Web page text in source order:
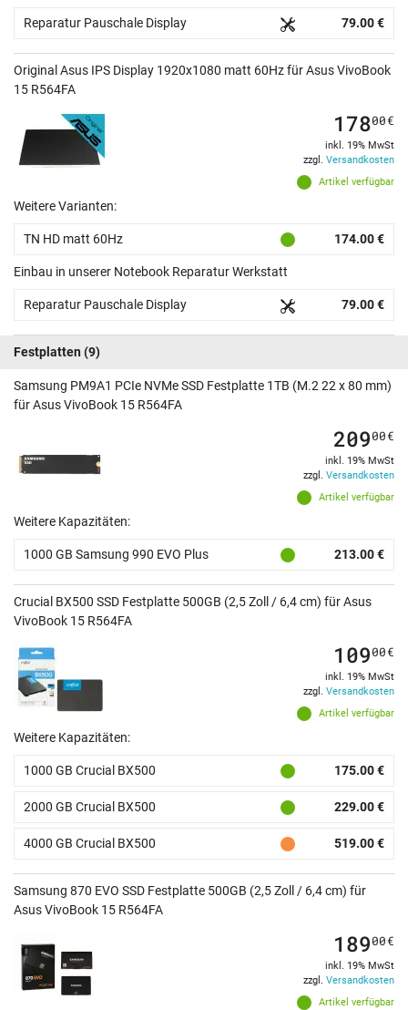
Reparatur Pauschale Display 79.00 €
Original Asus IPS Display 1920x1080 matt 60Hz für Asus VivoBook
15 R564FA
Artikel verfügbar
17800€
inkl. 19% MwSt
zzgl. Versandkosten
Weitere Varianten:
TN HD matt 60Hz 174.00 €
Einbau in unserer Notebook Reparatur Werkstatt
Reparatur Pauschale Display 79.00 €
Festplatten (9)
Samsung PM9A1 PCIe NVMe SSD Festplatte 1TB (M.2 22 x 80 mm)
für Asus VivoBook 15 R564FA
Artikel verfügbar
20900€
inkl. 19% MwSt
zzgl. Versandkosten
Weitere Kapazitäten:
1000 GB Samsung 990 EVO Plus 213.00 €
Crucial BX500 SSD Festplatte 500GB (2,5 Zoll / 6,4 cm) für Asus
VivoBook 15 R564FA
Artikel verfügbar
10900€
inkl. 19% MwSt
zzgl. Versandkosten
Weitere Kapazitäten:
1000 GB Crucial BX500 175.00 €
2000 GB Crucial BX500 229.00 €
4000 GB Crucial BX500 519.00 €
Samsung 870 EVO SSD Festplatte 500GB (2,5 Zoll / 6,4 cm) für
Asus VivoBook 15 R564FA
Artikel verfügbar
18900€
inkl. 19% MwSt
zzgl. Versandkosten